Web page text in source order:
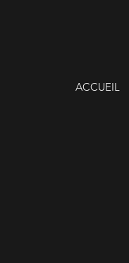
ACCUEIL